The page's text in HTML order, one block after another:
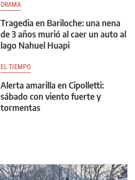
DRAMA
Tragedia en Bariloche: una nena
de 3 años murió al caer un auto al
lago Nahuel Huapi
EL TIEMPO
Alerta amarilla en Cipolletti:
sábado con viento fuerte y
tormentas